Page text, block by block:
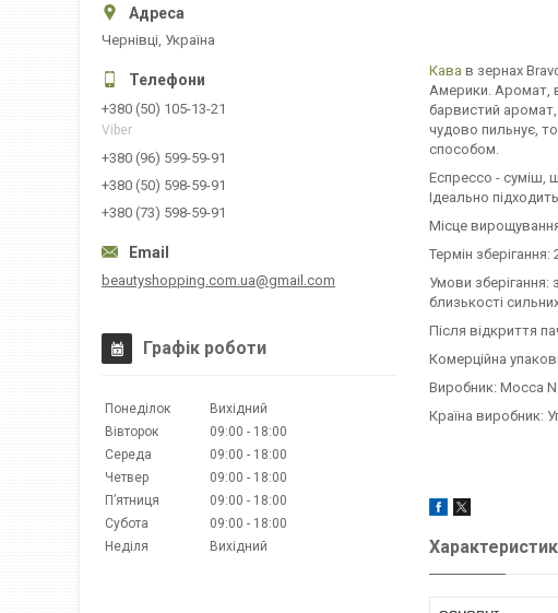
Кава в зернах
Америки. Аромат,
барвистий аромат,
чудово пильнує,
способом.
Еспрессо - суміш,
Ідеально
Місце
Термін зберігання:
Умови зберігання:
близькості
Після відкриття
Комерційна
Виробник: Mocca
Країна виробник:
Чернівці, Україна
+380 (50) 105-13-21
Viber
+380 (96) 599-59-91
+380 (50) 598-59-91
+380 (73) 598-59-91
beautyshopping.com.ua@gmail.com
Графік роботи
Понеділок
Вихідний
Вівторок
09:00
18:00
Середа
09:00
18:00
Четвер
09:00
18:00
Пʼятниця
09:00
18:00
Субота
09:00
18:00
Неділя
Вихідний